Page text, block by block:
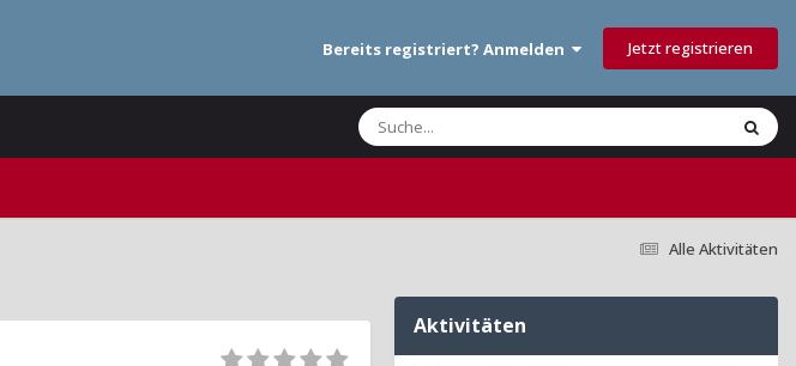
Bereits registriert? Anmelden Jetzt registrieren
Alle Aktivitäten
Aktivitäten